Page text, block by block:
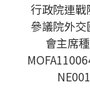
行政院連
參議院外
會主席